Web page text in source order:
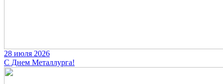
28 июля 2026
С Днем Металлурга!